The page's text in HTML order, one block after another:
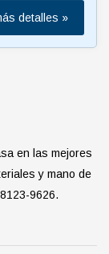
detalles »
en las mejores
y mano de
9626.